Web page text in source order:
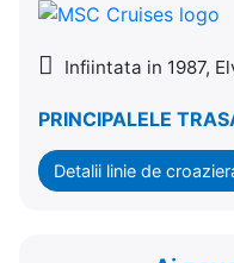
Infiintata in 1987,
PRINCIPALELE
Detalii linie de